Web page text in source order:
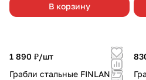
В корзину
1 890 ₽/шт
Грабли стальные FINLAND